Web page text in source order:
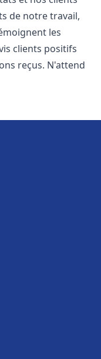
de notre travail,
les
clients positifs
reçus. N'attend